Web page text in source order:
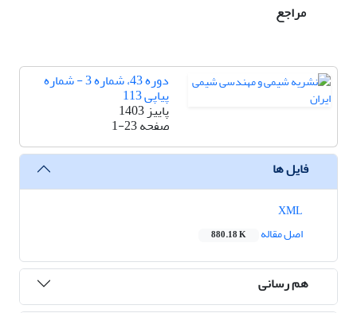
مراجع
دوره 43، شماره 3 - شماره
پیاپی 113
پاییز 1403
صفحه1-23
فایل ها
اصل مقاله
880.18 K
هم رسانی